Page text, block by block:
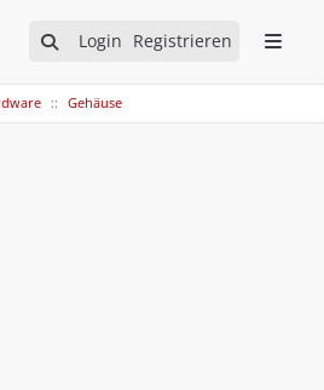
Login Registrieren
Gehäuse